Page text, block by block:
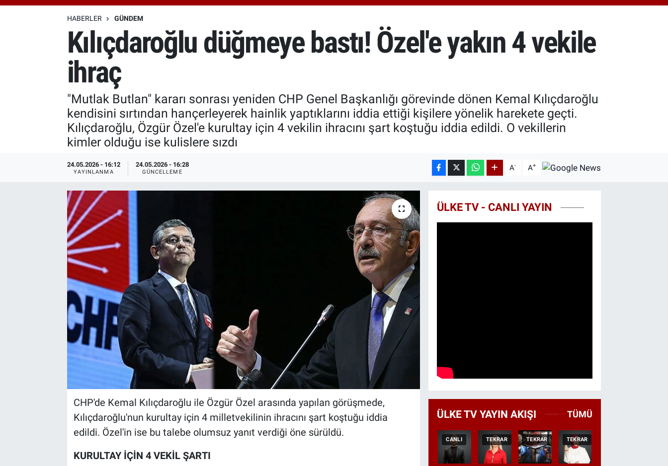
64.360,53
%-0.76
HABERLER GÜNDEM
Kılıçdaroğlu düğmeye bastı! Özel'e yakın 4 vekile
ihraç
"Mutlak Butlan" kararı sonrası yeniden CHP Genel Başkanlığı görevinde dönen Kemal Kılıçdaroğlu
kendisini sırtından hançerleyerek hainlik yaptıklarını iddia ettiği kişilere yönelik harekete geçti.
Kılıçdaroğlu, Özgür Özel'e kurultay için 4 vekilin ihracını şart koştuğu iddia edildi. O vekillerin
kimler olduğu ise kulislere sızdı
24.05.2026 - 16:12
YAYINLANMA
24.05.2026 - 16:28
GÜNCELLEME A- A+
CHP'de Kemal Kılıçdaroğlu ile Özgür Özel arasında yapılan görüşmede,
Kılıçdaroğlu'nun kurultay için 4 milletvekilinin ihracını şart koştuğu iddia
edildi. Özel'in ise bu talebe olumsuz yanıt verdiği öne sürüldü.
KURULTAY İÇİN 4 VEKİL ŞARTI
ÜLKE TV - CANLI YAYIN
ÜLKE TV YAYIN AKIŞI TÜMÜ
CANLI TEKRAR TEKRAR TEKRAR
Özel Haberler
Özel Haberler
Erişim Bilgileri
Haber Arşivi